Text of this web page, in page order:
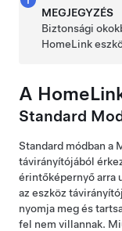
MEGJEGYZÉS
Biztonsági
HomeLink
A
Standard
Standard módban a
távirányítójából
érintőképernyő arra
az eszköz
nyomja meg és
fel nem villannak.